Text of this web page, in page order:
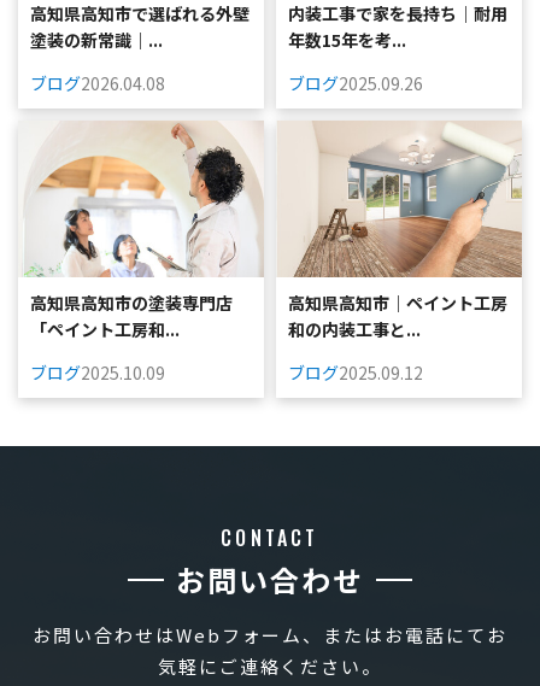
高知県高知市で選ばれる外壁
塗装の新常識｜...
ブログ2026.04.08
内装工事で家を長持ち｜耐用
年数15年を考...
ブログ2025.09.26
高知県高知市の塗装専門店
「ペイント工房和...
ブログ2025.10.09
高知県高知市｜ペイント工房
和の内装工事と...
ブログ2025.09.12
CONTACT
お問い合わせ
お問い合わせはWebフォーム、またはお電話にてお
気軽にご連絡ください。